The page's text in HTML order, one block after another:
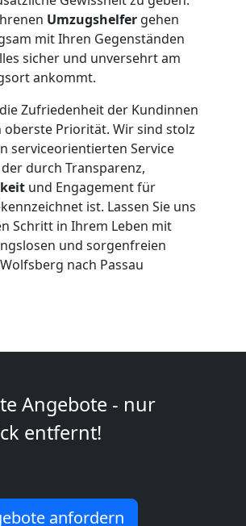
Umzugshelfer gehen
mit Ihren Gegenständen
sicher und unversehrt am
ankommt.
Zufriedenheit der Kundinnen
oberste Priorität. Wir sind stolz
serviceorientierten Service
durch Transparenz,
und Engagement für
ist. Lassen Sie uns
Schritt in Ihrem Leben mit
und sorgenfreien
nach Passau
Angebote - nur
entfernt!
anfordern